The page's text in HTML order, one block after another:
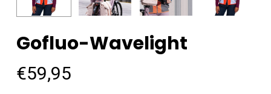
Gofluo-Wavelight
€59,95